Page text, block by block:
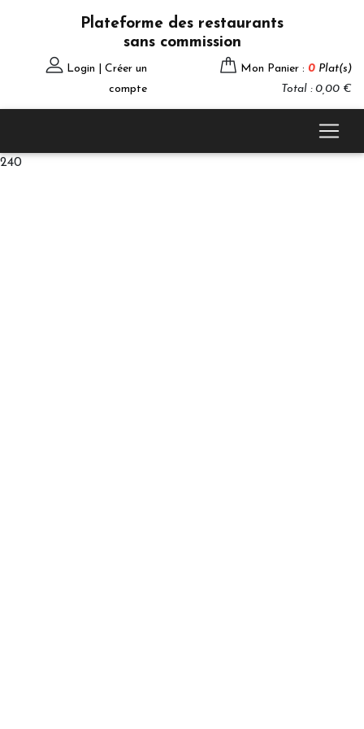
Plateforme des restaurants
sans commission
Login | Créer un
compte
Mon Panier : 0 Plat(s)
Total : 0,00 €
240